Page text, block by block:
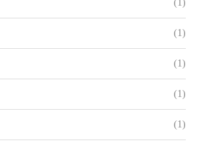
(1)
(1)
(1)
(1)
(1)